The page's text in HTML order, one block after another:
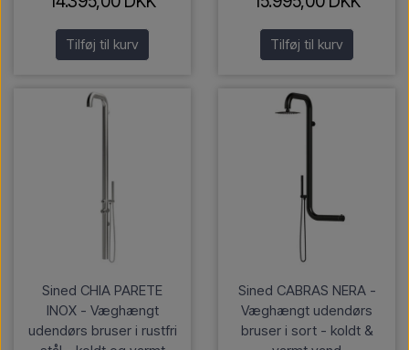
Tilføj til kurv Tilføj til kurv
Sined CHIA PARETE
INOX - Væghængt
udendørs bruser i rustfri
Sined CABRAS NERA -
Væghængt udendørs
bruser i sort - koldt &